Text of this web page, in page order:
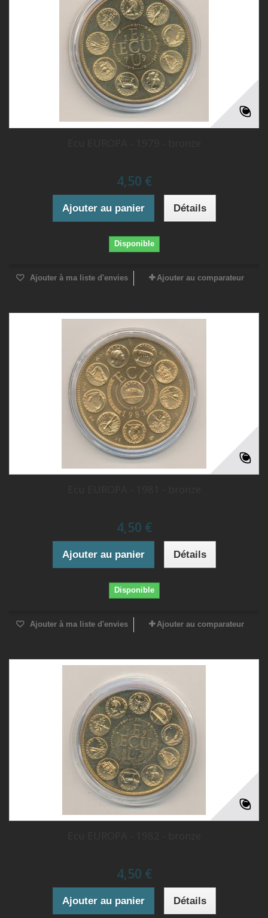
4,50 €
Ajouter au panier Détails
Disponible
Ajouter à ma liste d'envies Ajouter au comparateur
4,50 €
Ajouter au panier Détails
Disponible
Ajouter à ma liste d'envies Ajouter au comparateur
4,50 €
Ajouter au panier Détails